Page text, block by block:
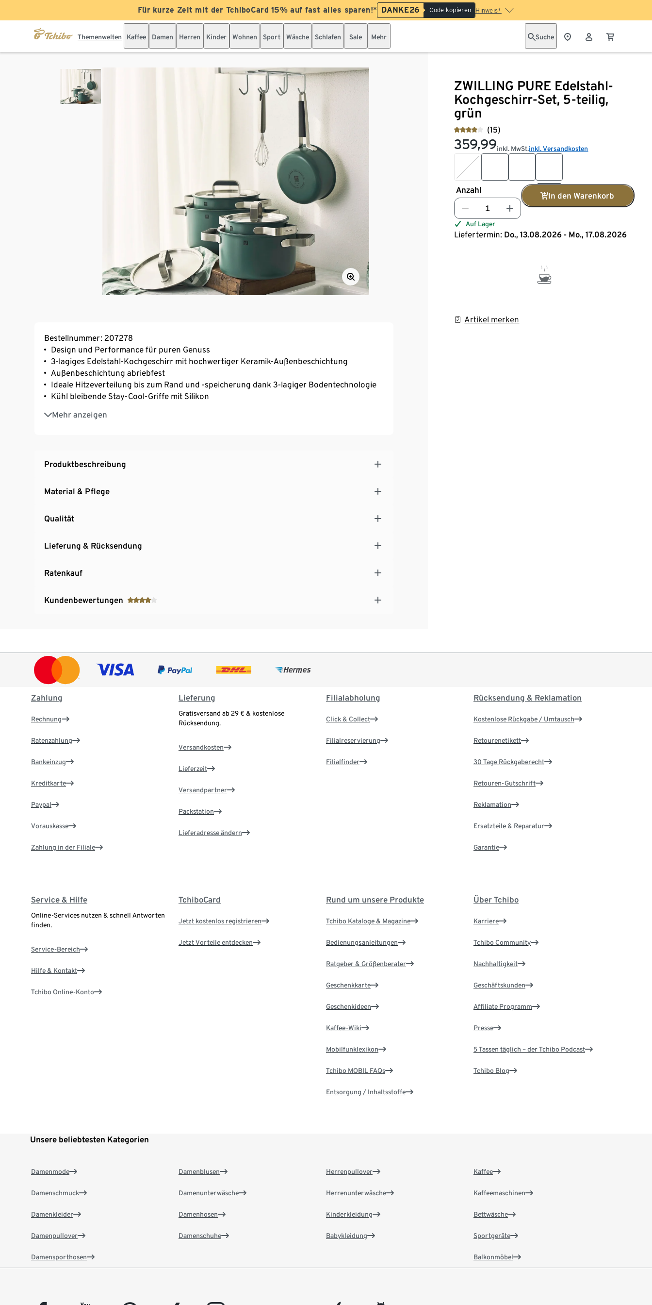
Für kurze Zeit mit der TchiboCard 15% auf fast alles sparen!* DANKE26 Code kopieren Hinweis*
Themenwelten Kaffee Damen Herren Kinder Wohnen Sport Wäsche Schlafen Sale Mehr Suche
ZWILLING PURE Edelstahl-
Kochgeschirr-Set, 5-teilig,
grün
(15)
359,99inkl. MwSt.inkl. Versandkosten
Anzahl
In den Warenkorb
Auf Lager
Liefertermin: Do., 13.08.2026 - Mo., 17.08.2026
Artikel merken
Bestellnummer: 207278
Design und Performance für puren Genuss
3-lagiges Edelstahl-Kochgeschirr mit hochwertiger Keramik-Außenbeschichtung
Außenbeschichtung abriebfest
Ideale Hitzeverteilung bis zum Rand und -speicherung dank 3-lagiger Bodentechnologie
Kühl bleibende Stay-Cool-Griffe mit Silikon
Mehr anzeigen
Innenliegende Füllskala für einfaches Abmessen
3 Kochtöpfe, Bratentopf und Stieltopf im Set
Produktbeschreibung
Material & Pflege
Qualität
Lieferung & Rücksendung
Ratenkauf
Kundenbewertungen
Zahlung
Rechnung
Ratenzahlung
Bankeinzug
Kreditkarte
Paypal
Vorauskasse
Zahlung in der Filiale
Lieferung
Gratisversand ab 29 € & kostenlose
Rücksendung.
Versandkosten
Lieferzeit
Versandpartner
Packstation
Lieferadresse ändern
Filialabholung
Click & Collect
Filialreservierung
Filialfinder
Rücksendung & Reklamation
Kostenlose Rückgabe / Umtausch
Retourenetikett
30 Tage Rückgaberecht
Retouren-Gutschrift
Reklamation
Ersatzteile & Reparatur
Garantie
Service & Hilfe
Online-Services nutzen & schnell Antworten
finden.
Service-Bereich
Hilfe & Kontakt
Tchibo Online-Konto
TchiboCard
Jetzt kostenlos registrieren
Jetzt Vorteile entdecken
Rund um unsere Produkte
Tchibo Kataloge & Magazine
Bedienungsanleitungen
Ratgeber & Größenberater
Geschenkkarte
Geschenkideen
Kaffee-Wiki
Mobilfunklexikon
Tchibo MOBIL FAQs
Entsorgung / Inhaltsstoffe
Über Tchibo
Karriere
Tchibo Community
Nachhaltigkeit
Geschäftskunden
Affiliate Programm
Presse
5 Tassen täglich – der Tchibo Podcast
Tchibo Blog
Unsere beliebtesten Kategorien
Damenmode
Damenschmuck
Damenkleider
Damenpullover
Damensporthosen
Damenblusen
Damenunterwäsche
Damenhosen
Damenschuhe
Herrenpullover
Herrenunterwäsche
Kinderkleidung
Babykleidung
Kaffee
Kaffeemaschinen
Bettwäsche
Sportgeräte
Balkonmöbel